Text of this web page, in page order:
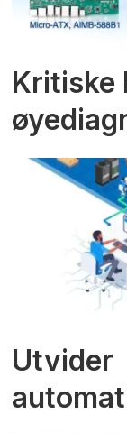
Kritiske
Utvider